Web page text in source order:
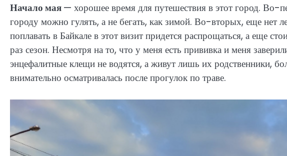
Начало мая— хорошее время для путешествия в этот город. Во-
городу можно гулять, а не бегать, как зимой. Во-вторых, еще нет
поплавать в Байкале в этот визит придется распрощаться, а еще
раз сезон. Несмотря на то, что у меня есть прививка и меня
энцефалитные клещи не водятся, а живут лишь их родственники,
внимательно осматривалась после прогулок по траве.